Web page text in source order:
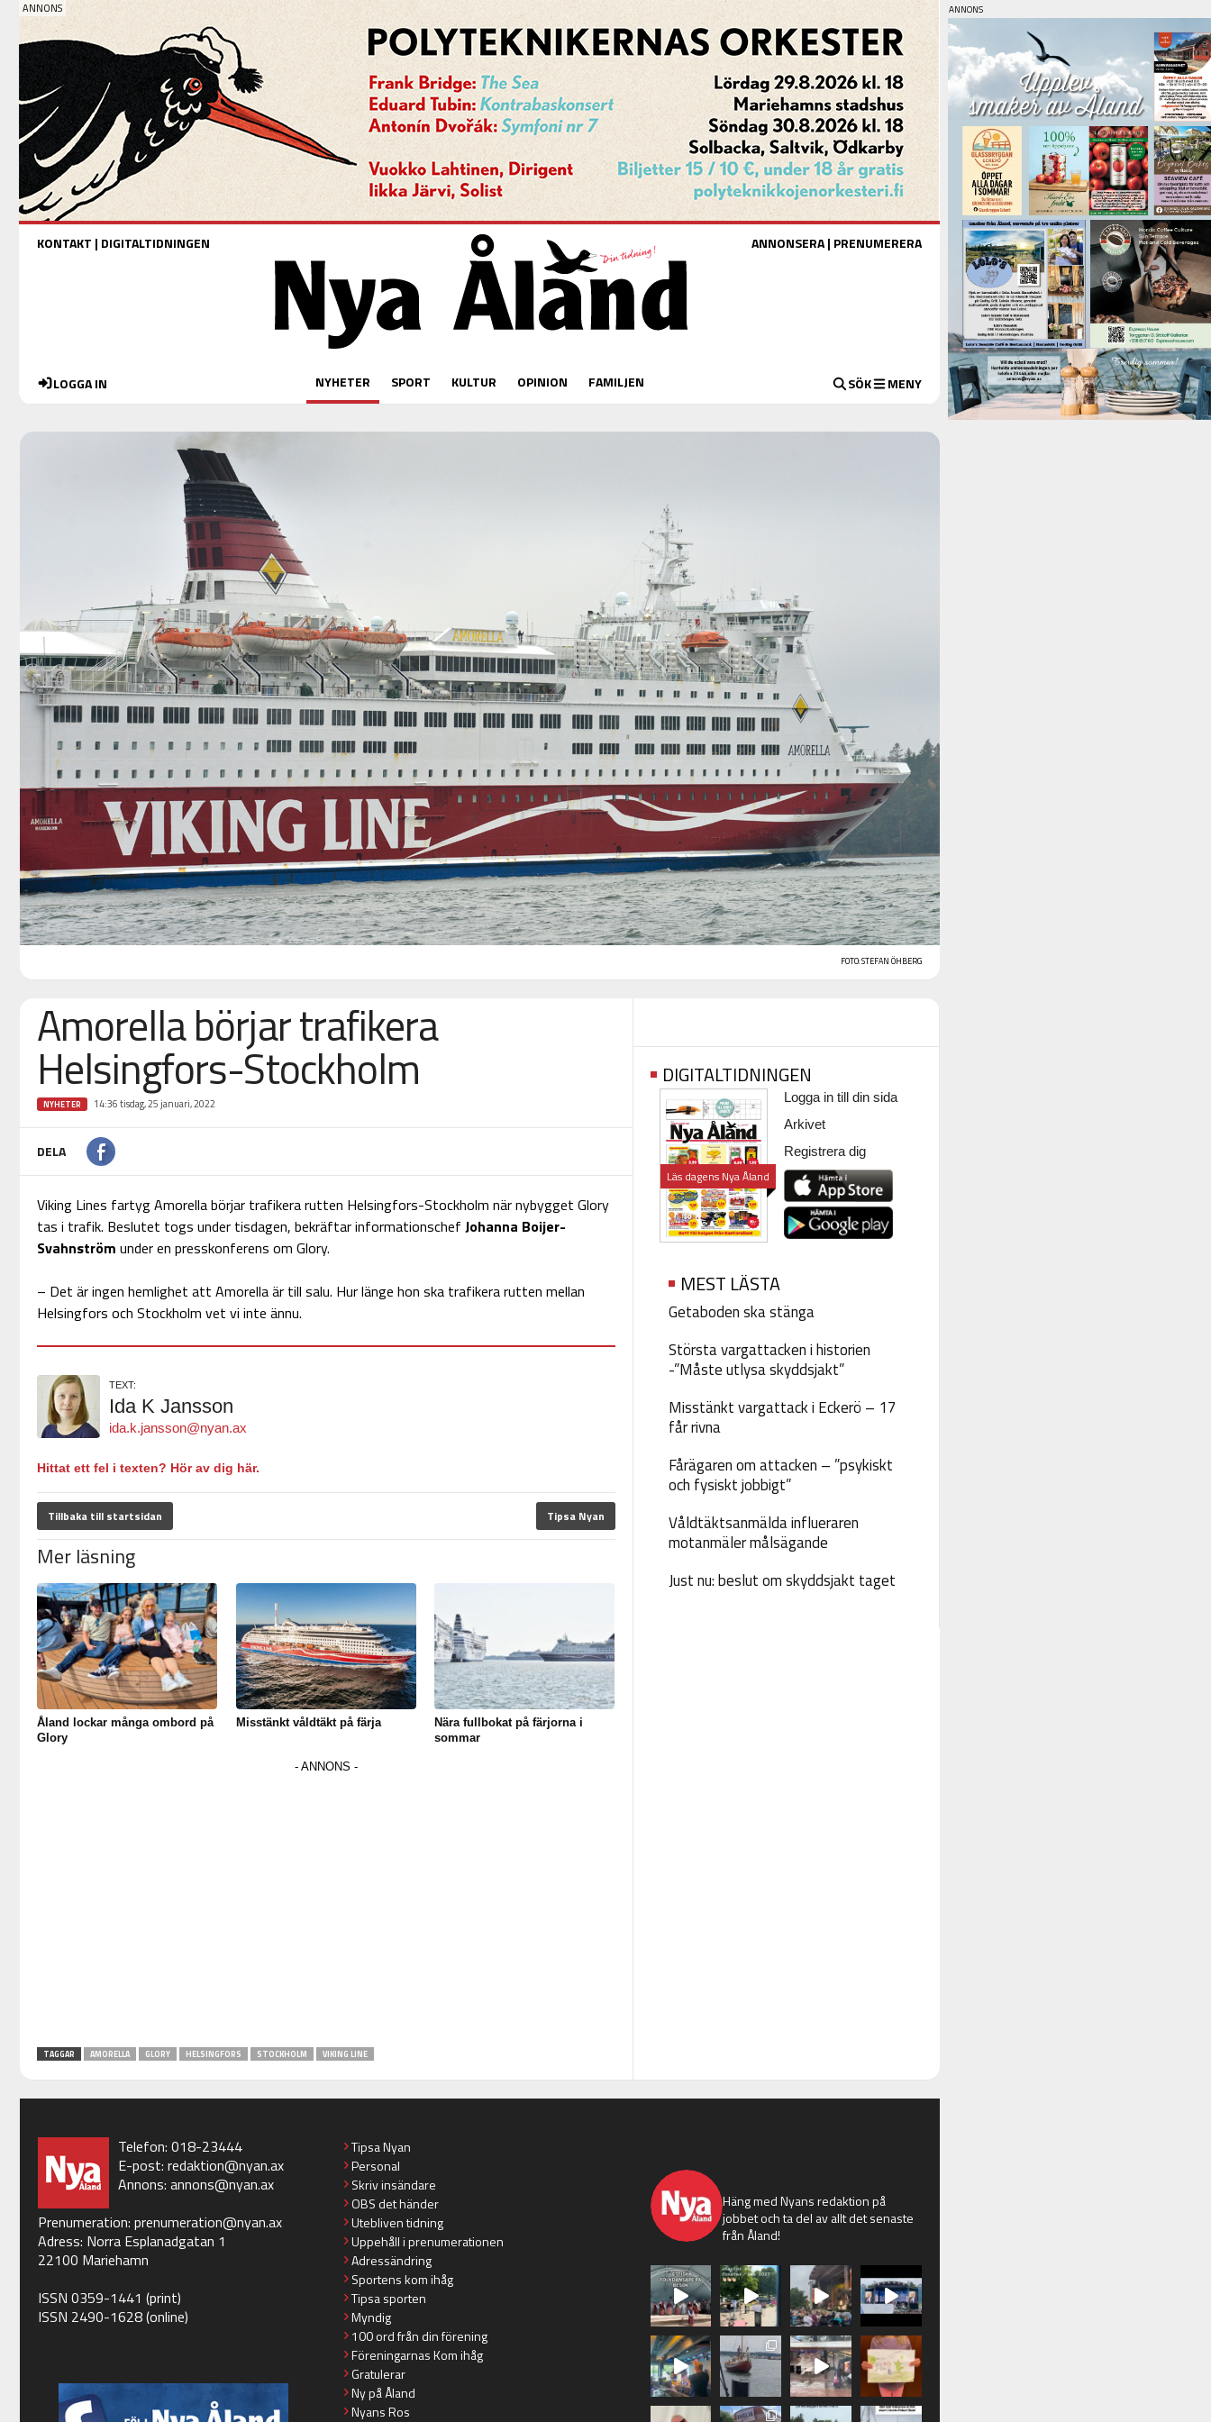
KONTAKT | DIGITALTIDNINGEN ANNONSERA| PRENUMERERA
LOGGA IN NYHETER SPORT KULTUR OPINION FAMILJEN SÖK MENY
FOTO: STEFAN ÖHBERG
Amorella börjar trafikera
Helsingfors-Stockholm
NYHETER 14:36 tisdag, 25 januari, 2022
DELA
Viking Lines fartyg Amorella börjar trafikera rutten Helsingfors-Stockholm när nybygget Glory
tas i trafik. Beslutet togs under tisdagen, bekräftar informationschef Johanna Boijer-
Svahnström under en presskonferens om Glory.
– Det är ingen hemlighet att Amorella är till salu. Hur länge hon ska trafikera rutten mellan
Helsingfors och Stockholm vet vi inte ännu.
TEXT:
Ida K Jansson
ida.k.jansson@nyan.ax
Hittat ett fel i texten? Hör av dig här.
Tillbaka till startsidan Tipsa Nyan
Mer läsning
Åland lockar många ombord på
Glory
Misstänkt våldtäkt på färja
Nära fullbokat på färjorna i
sommar
TAGGAR AMORELLA GLORY HELSINGFORS STOCKHOLM VIKING LINE
DIGITALTIDNINGEN
Läs dagens Nya Åland
Logga in till din sida
Arkivet
Registrera dig
MEST LÄSTA
Getaboden ska stänga
Största vargattacken i historien
-”Måste utlysa skyddsjakt”
Misstänkt vargattack i Eckerö – 17
får rivna
Fårägaren om attacken – ”psykiskt
och fysiskt jobbigt”
Våldtäktsanmälda influeraren
motanmäler målsägande
Just nu: beslut om skyddsjakt taget
Telefon: 018-23444
E-post: redaktion@nyan.ax
Annons: annons@nyan.ax
Prenumeration: prenumeration@nyan.ax
Adress: Norra Esplanadgatan 1
22100 Mariehamn
ISSN 0359-1441 (print)
ISSN 2490-1628 (online)
Tipsa Nyan
Personal
Skriv insändare
OBS det händer
Utebliven tidning
Uppehåll i prenumerationen
Adressändring
Sportens kom ihåg
Tipsa sporten
Myndig
100 ord från din förening
Föreningarnas Kom ihåg
Gratulerar
Ny på Åland
Nyans Ros
Häng med Nyans redaktion på
jobbet och ta del av allt det senaste
från Åland!